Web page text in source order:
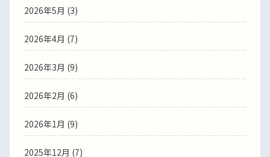
2026年5月 (3)
2026年4月 (7)
2026年3月 (9)
2026年2月 (6)
2026年1月 (9)
2025年12月 (7)